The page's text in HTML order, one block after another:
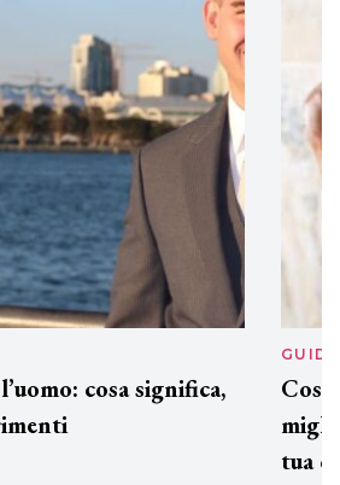
cosa significa,
GUIDE
tua